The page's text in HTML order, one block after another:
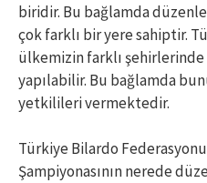
biridir. Bu bağlamda
çok farklı bir yere sahiptir.
ülkemizin farklı şehirlerinde
yapılabilir. Bu bağlamda
yetkilileri vermektedir.
Türkiye Bilardo
Şampiyonasının nerede